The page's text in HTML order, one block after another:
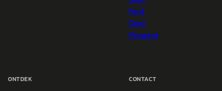
Ford
Opel
Peugeot
ONTDEK CONTACT